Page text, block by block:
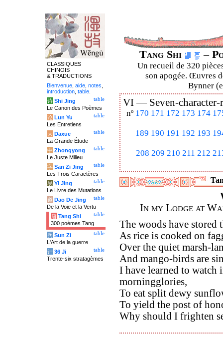
Tang Shi –
Un recueil de 320
son apogée. Œuvres
Bynner
VI — Seven-
nº 170 171 172 173 174
189 190 191 192 193
208 209 210 211 212
In my Lodge at
The woods have stored
As rice is cooked on
Over the quiet marsh-
And mango-birds are
I have learned to watch
morningglories,
To eat split dewy
To yield the post of
Why should I frighten
CLASSIQUES
CHINOIS
& TRADUCTIONS
Bienvenue aide notes
introduction table
table
诗 Shi Jing
Le Canon des Poèmes
table
论 Lun Yu
Les Entretiens
table
大 Daxue
La Grande Étude
table
中 Zhongyong
Le Juste Milieu
table
字 San Zi Jing
Les Trois Caractères
table
易 Yi Jing
Le Livre des Mutations
table
道 Dao De Jing
De la Voie et la Vertu
table
唐 Tang Shi
300 poèmes Tang
table
兵 Sun Zi
L'Art de la guerre
table
计 36 Ji
Trente-six stratagèmes